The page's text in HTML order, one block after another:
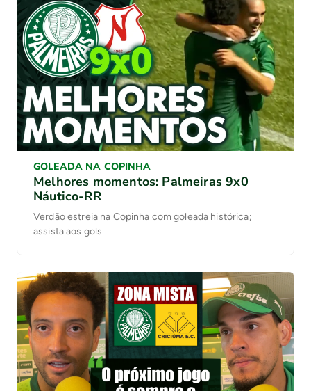
GOLEADA NA COPINHA
Melhores momentos: Palmeiras 9x0
Náutico-RR
Verdão estreia na Copinha com goleada histórica;
assista aos gols